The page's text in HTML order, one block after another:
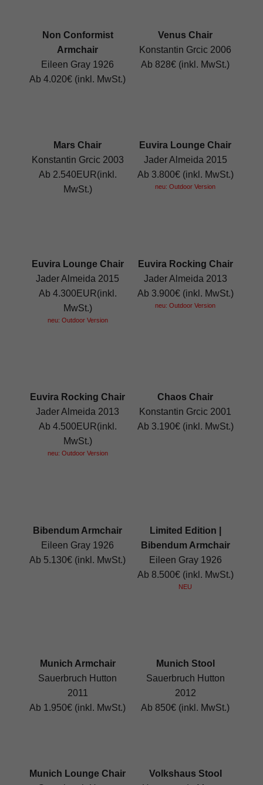
Non Conformist
Armchair
Eileen Gray 1926
Ab 4.020€ (inkl. MwSt.)
Venus Chair
Konstantin Grcic 2006
Ab 828€ (inkl. MwSt.)
Mars Chair
Konstantin Grcic 2003
Ab 2.540EUR(inkl.
MwSt.)
Euvira Lounge Chair
Jader Almeida 2015
Ab 3.800€ (inkl. MwSt.)
neu: Outdoor Version
Euvira Lounge Chair
Jader Almeida 2015
Ab 4.300EUR(inkl.
MwSt.)
neu: Outdoor Version
Euvira Rocking Chair
Jader Almeida 2013
Ab 3.900€ (inkl. MwSt.)
neu: Outdoor Version
Euvira Rocking Chair
Jader Almeida 2013
Ab 4.500EUR(inkl.
MwSt.)
neu: Outdoor Version
Chaos Chair
Konstantin Grcic 2001
Ab 3.190€ (inkl. MwSt.)
Bibendum Armchair
Eileen Gray 1926
Ab 5.130€ (inkl. MwSt.)
Limited Edition |
Bibendum Armchair
Eileen Gray 1926
Ab 8.500€ (inkl. MwSt.)
NEU
Munich Armchair
Sauerbruch Hutton
2011
Ab 1.950€ (inkl. MwSt.)
Munich Stool
Sauerbruch Hutton
2012
Ab 850€ (inkl. MwSt.)
Munich Lounge Chair
Volkshaus Stool